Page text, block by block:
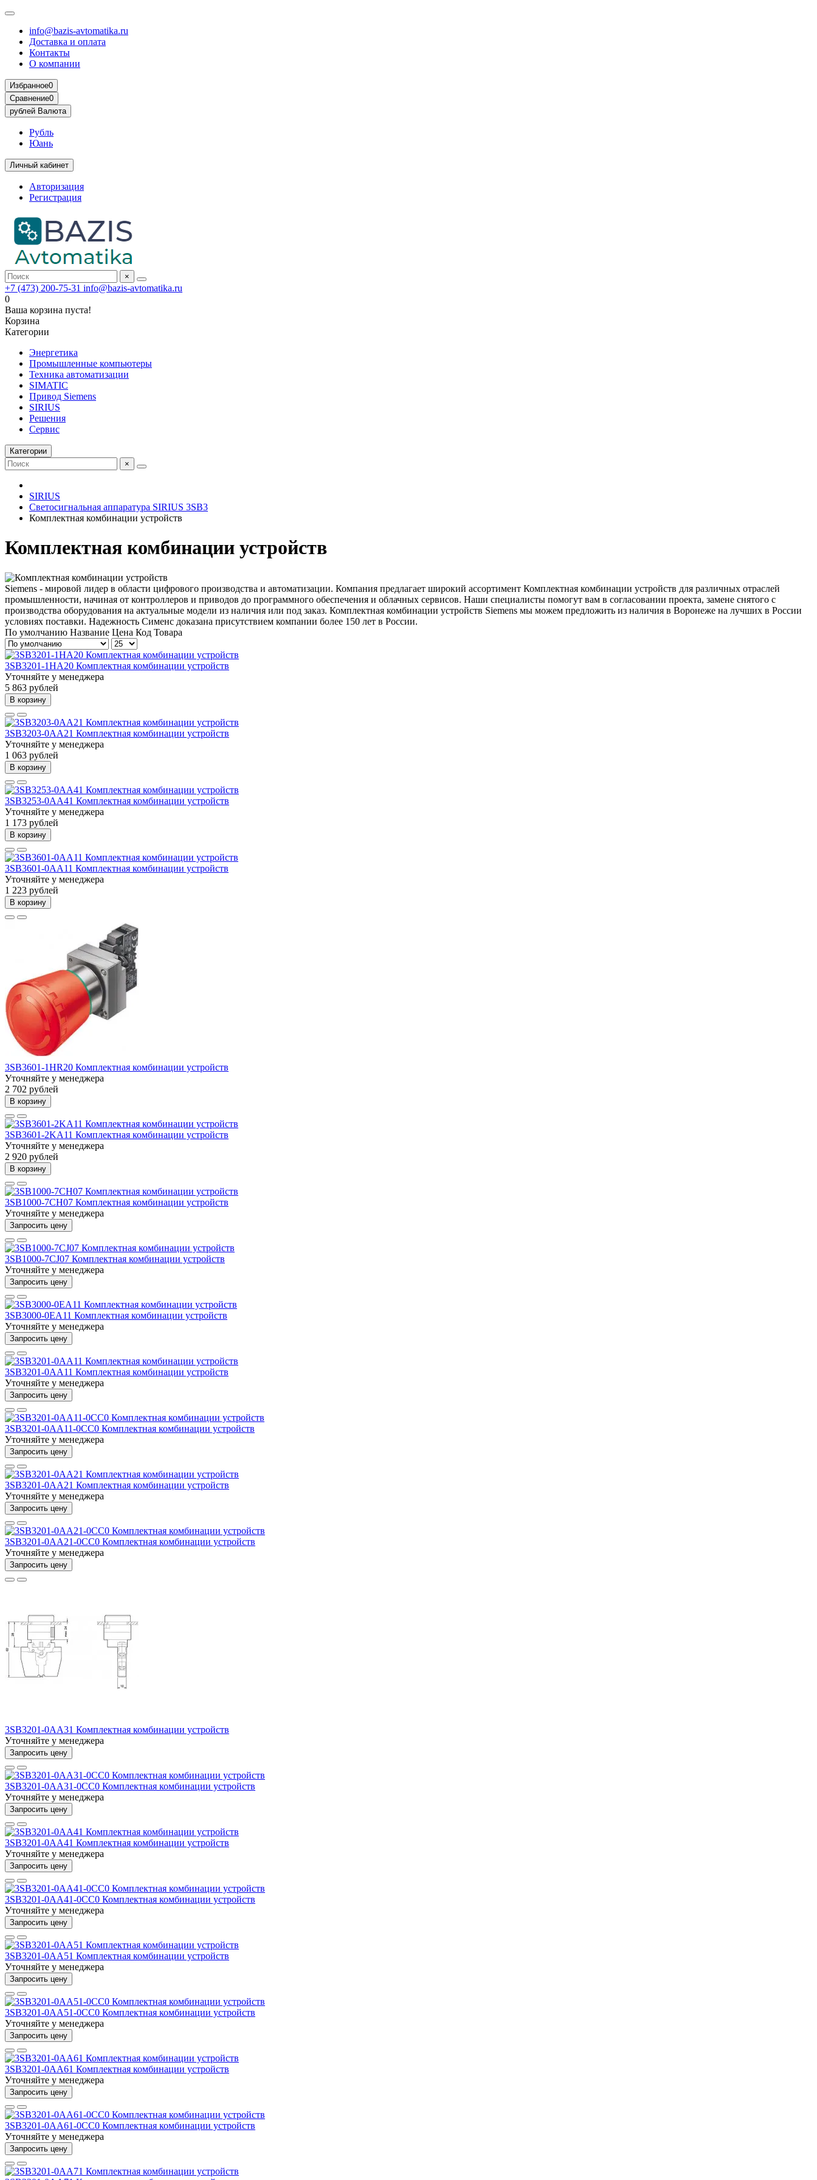
info@bazis-avtomatika.ru
Доставка и оплата
Контакты
О компании
Избранное0
Сравнение0
рублей Валюта
Рубль
Юань
Личный кабинет
Авторизация
Регистрация
×
+7 (473) 200-75-31 info@bazis-avtomatika.ru
0
Ваша корзина пуста!
Корзина
Категории
Энергетика
Промышленные компьютеры
Техника автоматизации
SIMATIC
Привод Siemens
SIRIUS
Решения
Сервис
Категории
×
SIRIUS
Светосигнальная аппаратура SIRIUS 3SB3
Комплектная комбинации устройств
Комплектная комбинации устройств
Siemens - мировой лидер в области цифрового производства и автоматизации. Компания предлагает широкий ассортимент Комплектная комбинации устройств для различных отраслей
промышленности, начиная от контроллеров и приводов до программного обеспечения и облачных сервисов. Наши специалисты помогут вам в согласовании проекта, замене снятого с
производства оборудования на актуальные модели из наличия или под заказ. Комплектная комбинации устройств Siemens мы можем предложить из наличия в Воронеже на лучших в России
условиях поставки. Надежность Сименс доказана присутствием компании более 150 лет в России.
По умолчанию Название Цена Код Товара
3SB3201-1HA20 Комплектная комбинации устройств
Уточняйте у менеджера
5 863 рублей
В корзину
3SB3203-0AA21 Комплектная комбинации устройств
Уточняйте у менеджера
1 063 рублей
В корзину
3SB3253-0AA41 Комплектная комбинации устройств
Уточняйте у менеджера
1 173 рублей
В корзину
3SB3601-0AA11 Комплектная комбинации устройств
Уточняйте у менеджера
1 223 рублей
В корзину
3SB3601-1HR20 Комплектная комбинации устройств
Уточняйте у менеджера
2 702 рублей
В корзину
3SB3601-2KA11 Комплектная комбинации устройств
Уточняйте у менеджера
2 920 рублей
В корзину
3SB1000-7CH07 Комплектная комбинации устройств
Уточняйте у менеджера
Запросить цену
3SB1000-7CJ07 Комплектная комбинации устройств
Уточняйте у менеджера
Запросить цену
3SB3000-0EA11 Комплектная комбинации устройств
Уточняйте у менеджера
Запросить цену
3SB3201-0AA11 Комплектная комбинации устройств
Уточняйте у менеджера
Запросить цену
3SB3201-0AA11-0CC0 Комплектная комбинации устройств
Уточняйте у менеджера
Запросить цену
3SB3201-0AA21 Комплектная комбинации устройств
Уточняйте у менеджера
Запросить цену
3SB3201-0AA21-0CC0 Комплектная комбинации устройств
Уточняйте у менеджера
Запросить цену
3SB3201-0AA31 Комплектная комбинации устройств
Уточняйте у менеджера
Запросить цену
3SB3201-0AA31-0CC0 Комплектная комбинации устройств
Уточняйте у менеджера
Запросить цену
3SB3201-0AA41 Комплектная комбинации устройств
Уточняйте у менеджера
Запросить цену
3SB3201-0AA41-0CC0 Комплектная комбинации устройств
Уточняйте у менеджера
Запросить цену
3SB3201-0AA51 Комплектная комбинации устройств
Уточняйте у менеджера
Запросить цену
3SB3201-0AA51-0CC0 Комплектная комбинации устройств
Уточняйте у менеджера
Запросить цену
3SB3201-0AA61 Комплектная комбинации устройств
Уточняйте у менеджера
Запросить цену
3SB3201-0AA61-0CC0 Комплектная комбинации устройств
Уточняйте у менеджера
Запросить цену